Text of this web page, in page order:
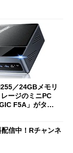
／24GBメモリ
ージのミニPC
F5A」がタイ
配信中！Rチャンネ